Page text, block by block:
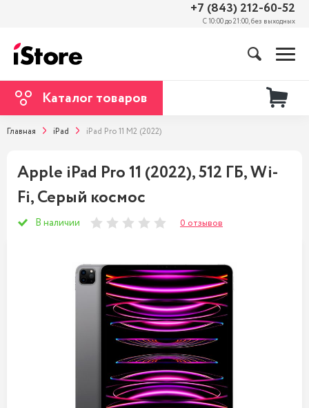
+7 (843) 212-60-52
С 10:00 до 21:00, без выходных
Каталог товаров
Главная iPad iPad Pro 11 M2 (2022)
Apple iPad Pro 11 (2022), 512 ГБ, Wi-
Fi, Серый космос
В наличии 0 отзывов